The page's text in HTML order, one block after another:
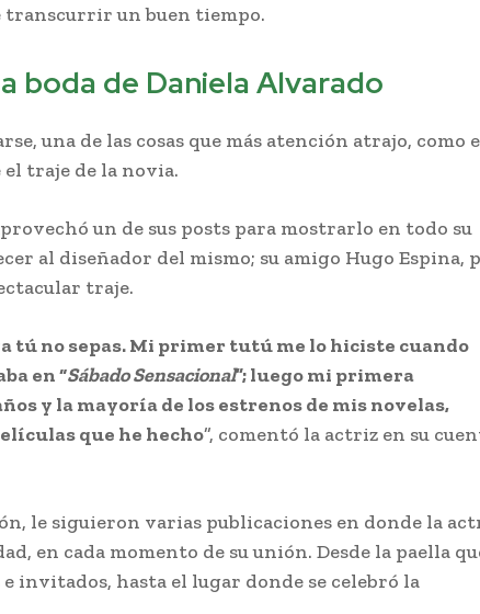
transcurrir un buen tiempo.
boda de Daniela Alvarado
una de las cosas que más atención atrajo, como
el traje de la novia.
un de sus posts para mostrarlo en todo su
al diseñador del mismo; su amigo Hugo Espina,
traje.
tú no sepas. Mi primer tutú me lo hiciste cuando
en “Sábado Sensacional”; luego mi primera
y la mayoría de los estrenos de mis novelas,
que he hecho”, comentó la actriz en su
le siguieron varias publicaciones en donde la
en cada momento de su unión. Desde la paella
invitados, hasta el lugar donde se celebró la